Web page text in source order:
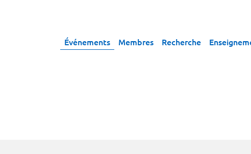
Événements Membres Recherche